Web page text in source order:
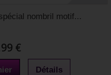
nombril motif...
€
Détails